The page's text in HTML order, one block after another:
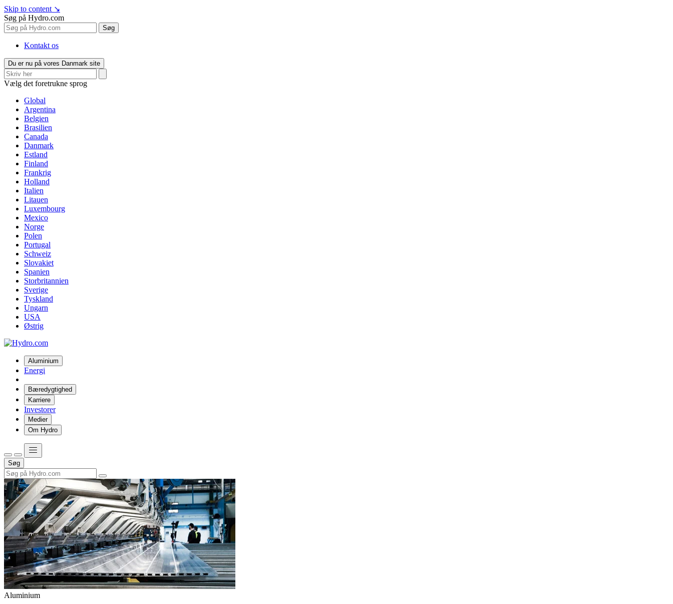
Skip to content ↘
Søg på Hydro.com
Søg
Kontakt os
Du er nu på vores Danmark site
Vælg det foretrukne sprog
Global
Argentina
Belgien
Brasilien
Canada
Danmark
Estland
Finland
Frankrig
Holland
Italien
Litauen
Luxembourg
Mexico
Norge
Polen
Portugal
Schweiz
Slovakiet
Spanien
Storbritannien
Sverige
Tyskland
Ungarn
USA
Østrig
Aluminium
Energi
Bæredygtighed
Karriere
Investorer
Medier
Om Hydro
Søg
Aluminium